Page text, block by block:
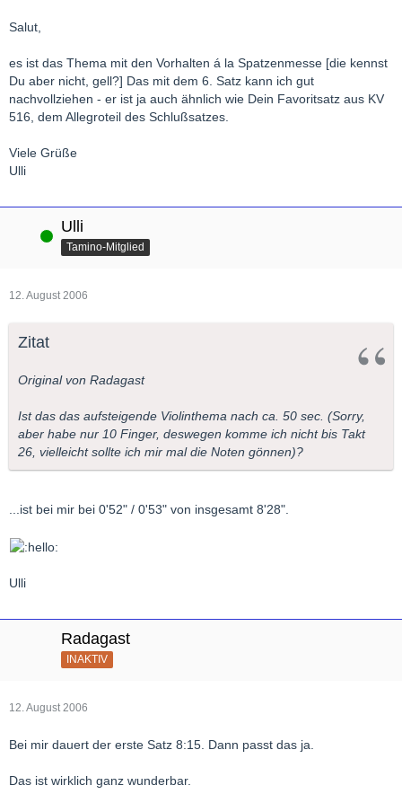
Salut,
es ist das Thema mit den Vorhalten á la Spatzenmesse [die kennst
Du aber nicht, gell?] Das mit dem 6. Satz kann ich gut
nachvollziehen - er ist ja auch ähnlich wie Dein Favoritsatz aus KV
516, dem Allegroteil des Schlußsatzes.
Viele Grüße
Ulli
Online Ulli
Tamino-Mitglied
12. August 2006
Zitat
Original von Radagast
Ist das das aufsteigende Violinthema nach ca. 50 sec. (Sorry,
aber habe nur 10 Finger, deswegen komme ich nicht bis Takt
26, vielleicht sollte ich mir mal die Noten gönnen)?
...ist bei mir bei 0'52" / 0'53" von insgesamt 8'28".
Ulli
Radagast
INAKTIV
12. August 2006
Bei mir dauert der erste Satz 8:15. Dann passt das ja.
Das ist wirklich ganz wunderbar.